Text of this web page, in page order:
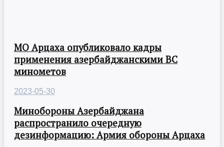
МО Арцаха опубликовало кадры
применения азербайджанскими ВС
минометов
2023-05-30
Минобороны Азербайджана
распространило очередную
дезинформацию: Армия обороны Арцаха